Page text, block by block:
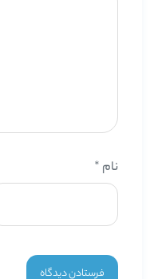
نام *